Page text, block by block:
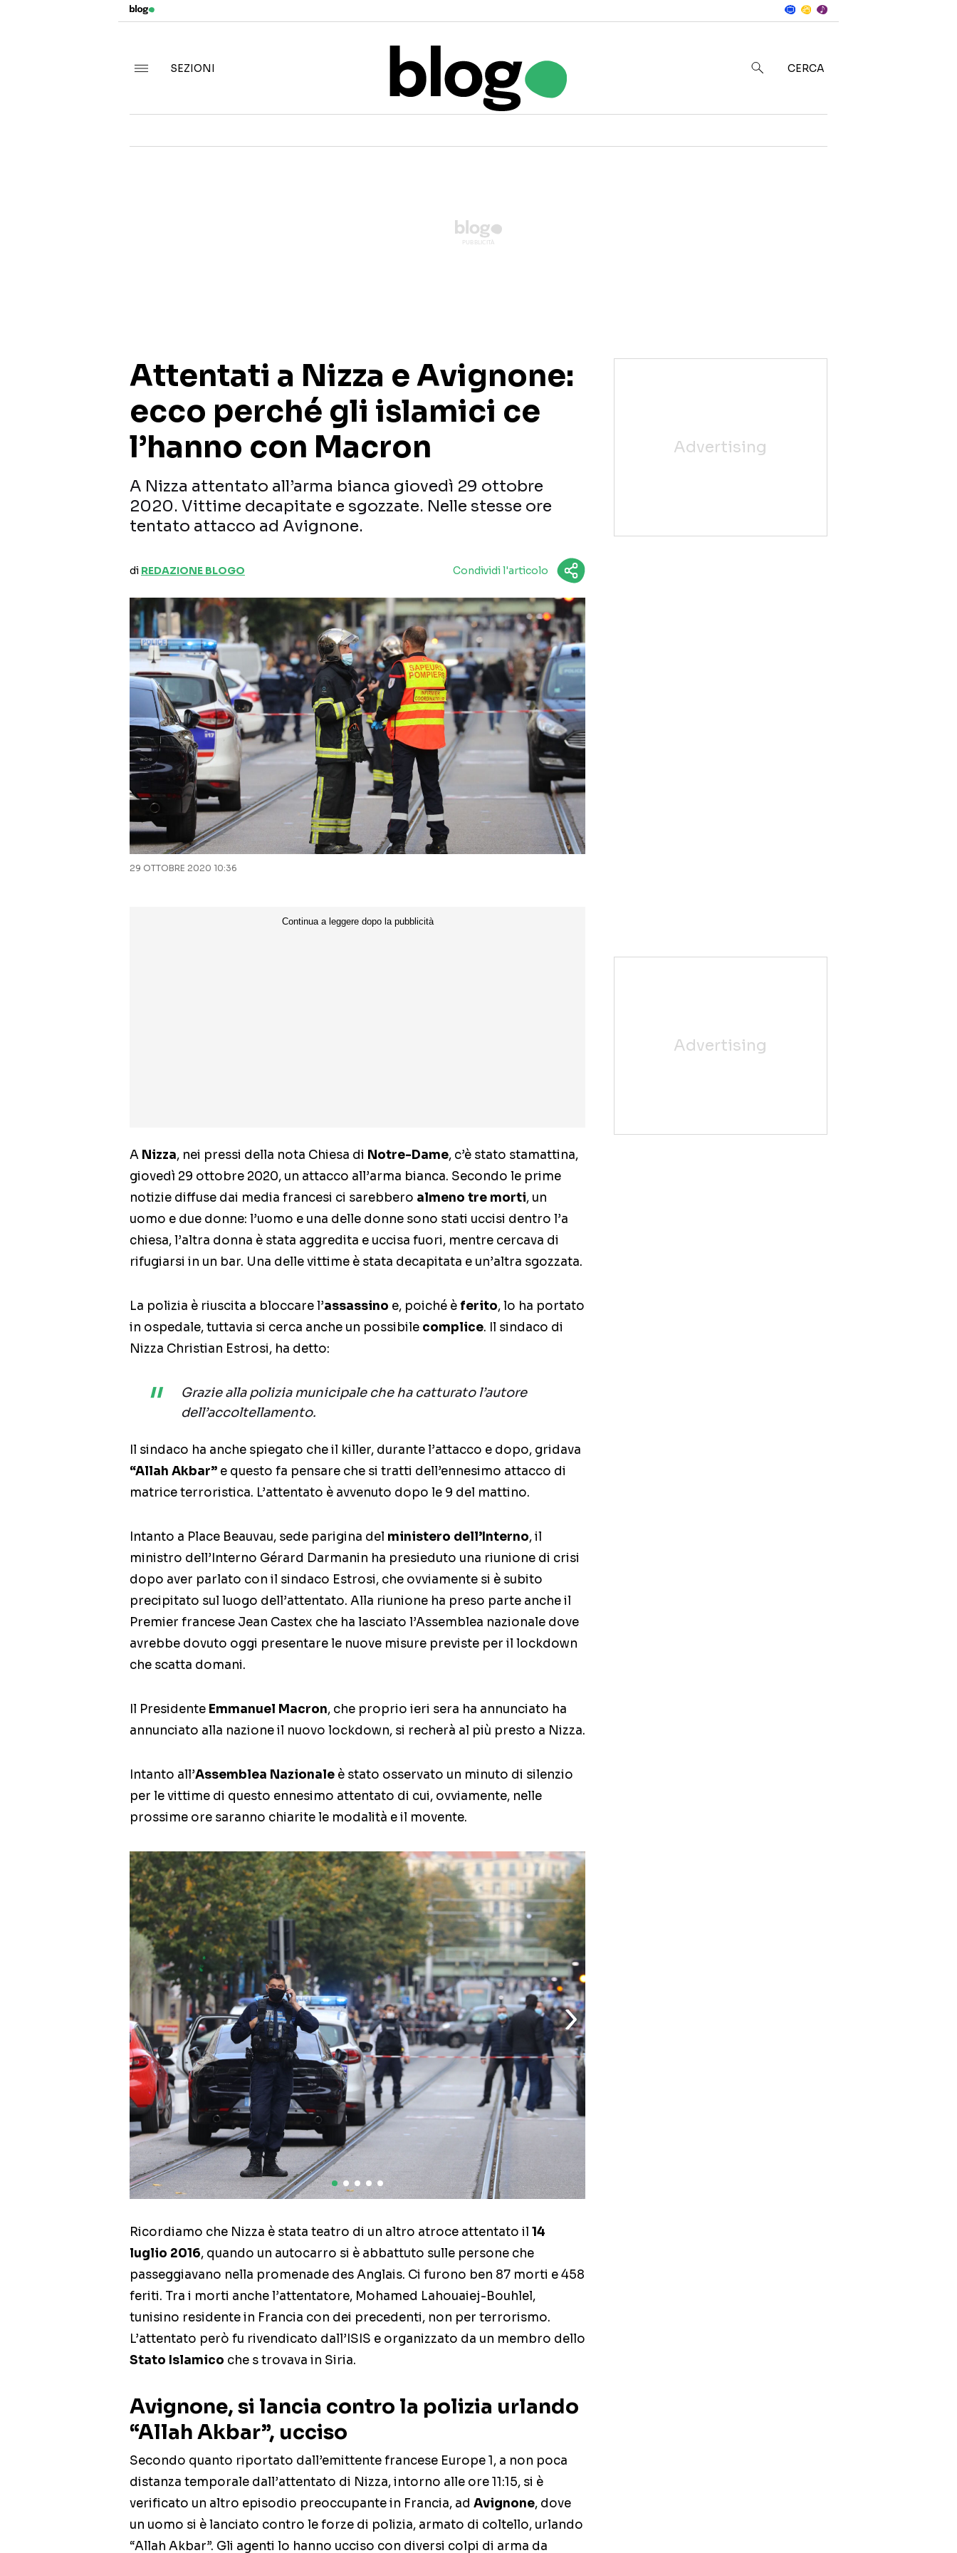
SEZIONI
CERCA
Attentati a Nizza e Avignone:
ecco perché gli islamici ce
l’hanno con Macron
A Nizza attentato all’arma bianca giovedì 29 ottobre
2020. Vittime decapitate e sgozzate. Nelle stesse ore
tentato attacco ad Avignone.
di REDAZIONE BLOGO Condividi l'articolo
29 OTTOBRE 2020 10:36
A Nizza, nei pressi della nota Chiesa di Notre-Dame, c’è stato stamattina,
giovedì 29 ottobre 2020, un attacco all’arma bianca. Secondo le prime
notizie diffuse dai media francesi ci sarebbero almeno tre morti, un
uomo e due donne: l’uomo e una delle donne sono stati uccisi dentro l’a
chiesa, l’altra donna è stata aggredita e uccisa fuori, mentre cercava di
rifugiarsi in un bar. Una delle vittime è stata decapitata e un’altra sgozzata.
La polizia è riuscita a bloccare l’assassino e, poiché èferito, lo ha portato
in ospedale, tuttavia si cerca anche un possibile complice. Il sindaco di
Nizza Christian Estrosi, ha detto:
Grazie alla polizia municipale che ha catturato l’autore
dell’accoltellamento.
Il sindaco ha anche spiegato che il killer, durante l’attacco e dopo, gridava
“Allah Akbar” e questo fa pensare che si tratti dell’ennesimo attacco di
matrice terroristica. L’attentato è avvenuto dopo le 9 del mattino.
Intanto a Place Beauvau, sede parigina del ministero dell’Interno, il
ministro dell’Interno Gérard Darmanin ha presieduto una riunione di crisi
dopo aver parlato con il sindaco Estrosi, che ovviamente si è subito
precipitato sul luogo dell’attentato. Alla riunione ha preso parte anche il
Premier francese Jean Castex che ha lasciato l’Assemblea nazionale dove
avrebbe dovuto oggi presentare le nuove misure previste per il lockdown
che scatta domani.
Il Presidente Emmanuel Macron, che proprio ieri sera ha annunciato ha
annunciato alla nazione il nuovo lockdown, si recherà al più presto a Nizza.
Intanto all’Assemblea Nazionale è stato osservato un minuto di silenzio
per le vittime di questo ennesimo attentato di cui, ovviamente, nelle
prossime ore saranno chiarite le modalità e il movente.
Ricordiamo che Nizza è stata teatro di un altro atroce attentato il 14
luglio 2016, quando un autocarro si è abbattuto sulle persone che
passeggiavano nella promenade des Anglais. Ci furono ben 87 morti e 458
feriti. Tra i morti anche l’attentatore, Mohamed Lahouaiej-Bouhlel,
tunisino residente in Francia con dei precedenti, non per terrorismo.
L’attentato però fu rivendicato dall’ISIS e organizzato da un membro dello
Stato Islamico che s trovava in Siria.
Avignone, si lancia contro la polizia urlando
“Allah Akbar”, ucciso
Secondo quanto riportato dall’emittente francese Europe 1, a non poca
distanza temporale dall’attentato di Nizza, intorno alle ore 11:15, si è
verificato un altro episodio preoccupante in Francia, ad Avignone, dove
un uomo si è lanciato contro le forze di polizia, armato di coltello, urlando
“Allah Akbar”. Gli agenti lo hanno ucciso con diversi colpi di arma da